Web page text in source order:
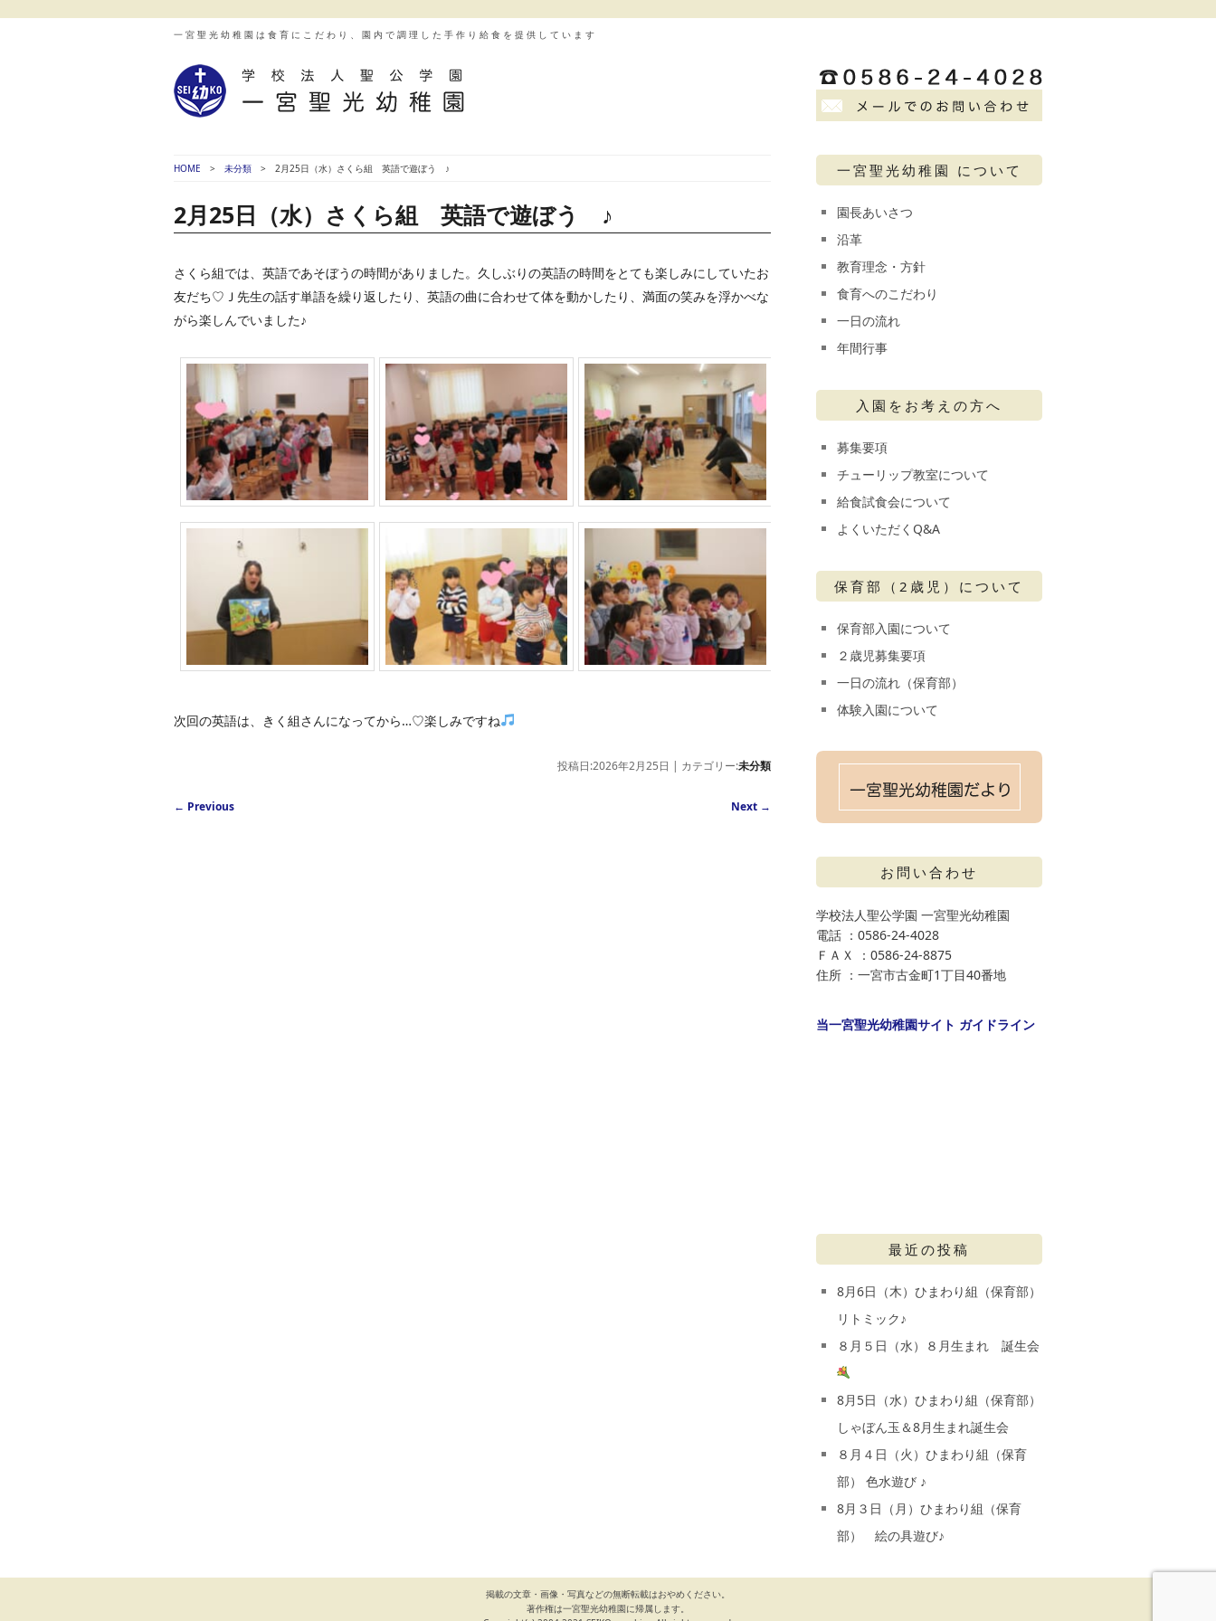
一宮聖光幼稚園は食育にこだわり、園内で調理した手作り給食を提供しています
HOME 未分類 2月25日（水）さくら組 英語で遊ぼう ♪
2月25日（水）さくら組 英語で遊ぼう ♪
さくら組では、英語であそぼうの時間がありました。久しぶりの英語の時間をとても楽しみにしていたお
友だち♡Ｊ先生の話す単語を繰り返したり、英語の曲に合わせて体を動かしたり、満面の笑みを浮かべな
がら楽しんでいました♪
次回の英語は、きく組さんになってから…♡楽しみですね
投稿日:2026年2月25日 | カテゴリー:未分類
Post navigation
← Previous Next →
一宮聖光幼稚園 について
園長あいさつ
沿革
教育理念・方針
食育へのこだわり
一日の流れ
年間行事
入園をお考えの方へ
募集要項
チューリップ教室について
給食試食会について
よくいただくQ&A
保育部（2歳児）について
保育部入園について
２歳児募集要項
一日の流れ（保育部）
体験入園について
お問い合わせ
学校法人聖公学園 一宮聖光幼稚園
電話 ：0586-24-4028
ＦＡＸ ：0586-24-8875
住所 ：一宮市古金町1丁目40番地
当一宮聖光幼稚園サイト ガイドライン
最近の投稿
8月6日（木）ひまわり組（保育部）
リトミック♪
８月５日（水）８月生まれ 誕生会
8月5日（水）ひまわり組（保育部）
しゃぼん玉＆8月生まれ誕生会
８月４日（火）ひまわり組（保育
部） 色水遊び ♪
8月３日（月）ひまわり組（保育
部） 絵の具遊び♪
掲載の文章・画像・写真などの無断転載はおやめください。
著作権は一宮聖光幼稚園に帰属します。